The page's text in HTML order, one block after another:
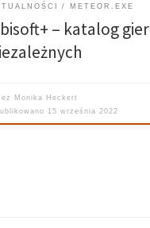
METEOR.EXE
– katalog gier
Monika Heckert
15 września 2022